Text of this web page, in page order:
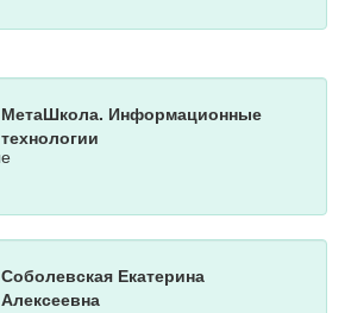
МетаШкола. Информационные
технологии
Соболевская Екатерина
Алексеевна